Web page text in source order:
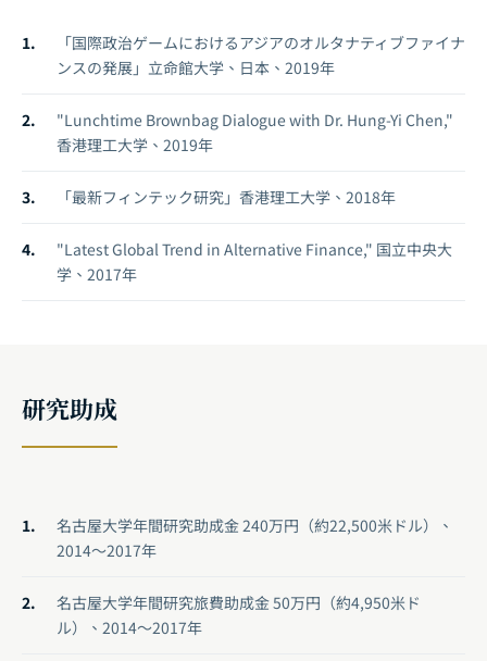
「国際政治ゲームにおけるアジアのオルタナティブファイナ
ンスの発展」立命館大学、日本、2019年
"Lunchtime Brownbag Dialogue with Dr. Hung-Yi Chen,"
香港理工大学、2019年
「最新フィンテック研究」香港理工大学、2018年
"Latest Global Trend in Alternative Finance," 国立中央大
学、2017年
研究助成
名古屋大学年間研究助成金 240万円（約22,500米ドル）、
2014〜2017年
名古屋大学年間研究旅費助成金 50万円（約4,950米ド
ル）、2014〜2017年